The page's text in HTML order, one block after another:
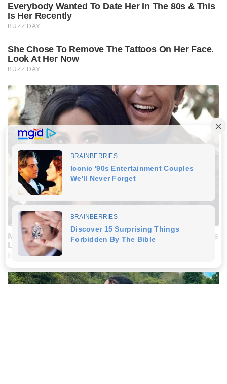
Everybody Wanted To Date Her In The 80s & This
Is Her Recently
BUZZ DAY
She Chose To Remove The Tattoos On Her Face.
Look At Her Now
BUZZ DAY
Marlo Thomas Is 86 Now - Here's What She Looks
Like Today
BUZZ DAY